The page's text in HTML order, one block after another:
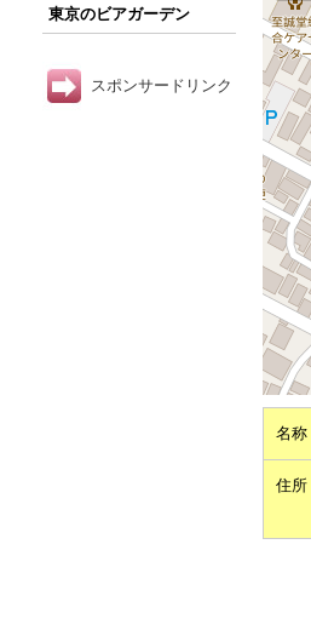
名称
住所
東京のビアガーデン
スポンサードリンク